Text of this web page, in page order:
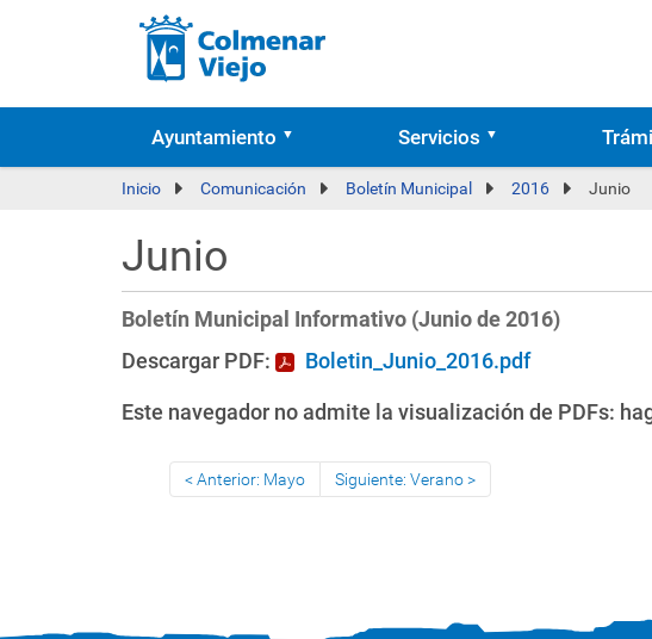
Ayuntamiento Servicios
Inicio Comunicación Boletín Municipal 2016 Junio
Junio
Boletín Municipal Informativo (Junio de 2016)
Descargar PDF:
Boletin_Junio_2016.pdf
Este navegador no admite la visualización de PDFs:
Anterior: Mayo Siguiente: Verano